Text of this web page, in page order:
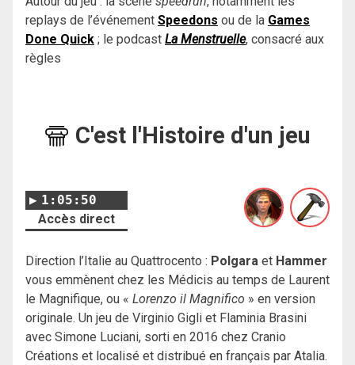
replays de l’événement Speedons ou de la Games
Done Quick ; le podcast La Menstruelle, consacré aux
règles
C'est l'Histoire d'un jeu
1:05:50
Accès direct
Direction l’Italie au Quattrocento : Polgara et Hammer
vous emmènent chez les Médicis au temps de Laurent
le Magnifique, ou « Lorenzo il Magnifico » en version
originale. Un jeu de Virginio Gigli et Flaminia Brasini
avec Simone Luciani, sorti en 2016 chez Cranio
Créations et localisé et distribué en français par Atalia.